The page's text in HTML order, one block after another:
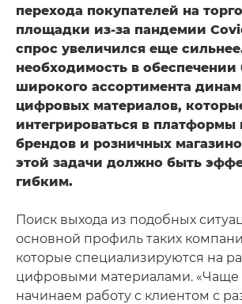
перехода покупателей на
площадки из-за пандемии
спрос увеличился еще
необходимость в обеспечении
широкого ассортимента
цифровых материалов,
интегрироваться в
брендов и розничных
этой задачи должно быть
гибким.
Поиск выхода из подобных
основной профиль таких
которые специализируются на
цифровыми материалами. «Чаще
начинаем работу с клиентом с